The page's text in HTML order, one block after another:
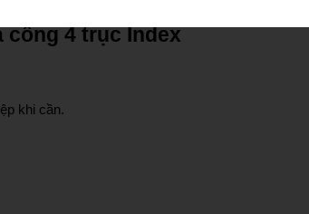
4 trục Index
khi cần.